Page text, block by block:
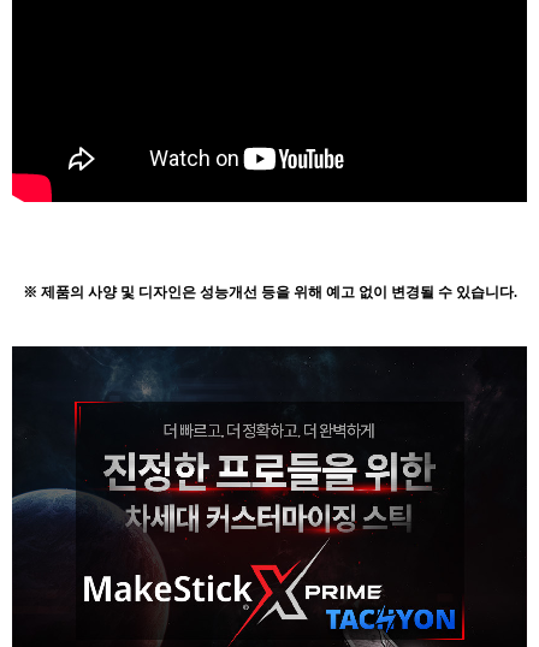
※ 제품의 사양 및 디자인은 성능개선 등을 위해 예고 없이 변경될 수 있습니다.